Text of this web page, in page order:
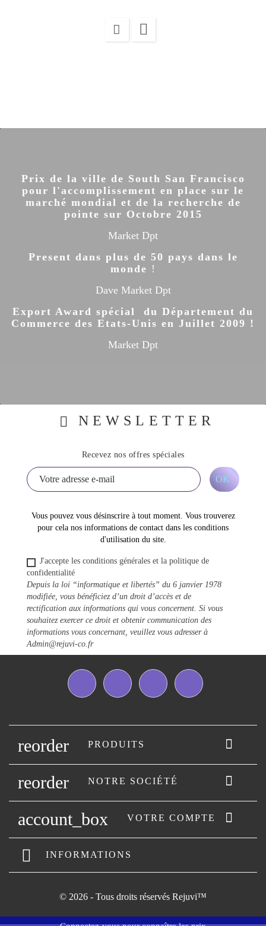

Prix de la ville de South San Francisco
pour l'accomplissement en place sur le
marché mondial et de la recherche de
pointe sur Octobre 2015
Market Dpt
Present dans plus de 50 pays dans le
monde !
Dave Market Dpt
Export Award spécial du Département du
Commerce des Etats-Unis en Juillet 2009 !
Market Dpt
NEWSLETTER
Recevez nos offres spéciales
Vous pouvez vous désinscrire à tout moment. Vous trouverez
pour cela nos informations de contact dans les conditions
d'utilisation du site.
J'accepte les conditions générales et la politique de
confidentialité
Depuis la loi “informatique et libertés” du 6 janvier 1978
modifiée, vous bénéficiez d’un droit d’accès et de
rectification aux informations qui vous concernent. Si vous
souhaitez exercer ce droit et obtenir communication des
informations vous concernant, veuillez vous adresser à
Admin@rejuvi-co.fr
Facebook Twitter YouTube
reorder PRODUITS 
reorder NOTRE SOCIÉTÉ 
account_box VOTRE COMPTE 
INFORMATIONS
© 2026 - Tous droits réservés Rejuvi™